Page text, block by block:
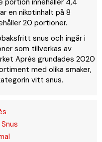
en nikotinhalt på 8
20 portioner.
snus och ingår i
som tillverkas av
Après grundades 2020
med olika smaker,
vitt snus.